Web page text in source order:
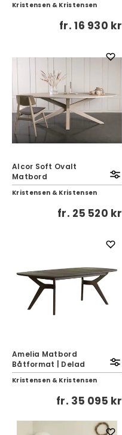
Kristensen & Kristensen
fr.16 930 kr
Alcor Soft Ovalt
Matbord
Kristensen & Kristensen
fr. 25 520 kr
Amelia Matbord
Båtformat | Delad
Kristensen & Kristensen
fr. 35 095 kr